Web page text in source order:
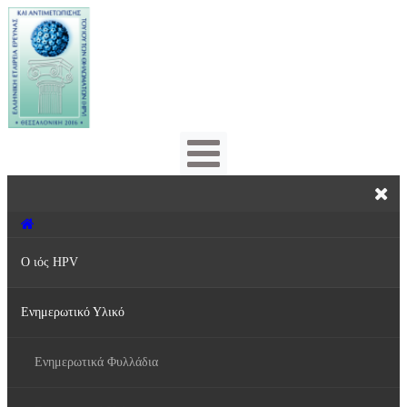
Ο ιός HPV
Τι είναι ο ιός HPV;
Πρόληψη & Αντιμετώπιση
Ενημερωτικό Υλικό
Ενημερωτικά Φυλλάδια